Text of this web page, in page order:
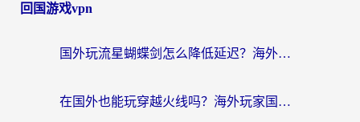
回国游戏vpn
国外玩流星蝴蝶剑怎么降低延迟？海外党必看的加速秘籍（含欧洲鸣潮&彩虹岛优化攻略）
在国外也能玩穿越火线吗？海外玩家国服游戏畅玩终极指南